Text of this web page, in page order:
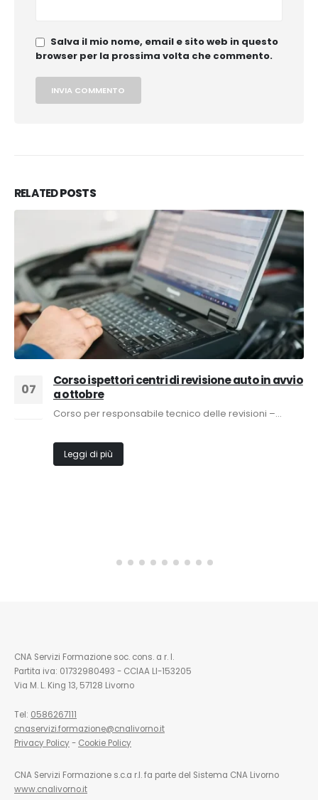
Salva il mio nome, email e sito web in questo
browser per la prossima volta che commento.
RELATEDPOSTS
07
Corso ispettori centri di revisione auto in avvio
a ottobre
Corso per responsabile tecnico delle revisioni –...
Leggi di più
CNA Servizi Formazione soc. cons. a r. l.
Partita iva: 01732980493 - CCIAA LI-153205
Via M. L. King 13, 57128 Livorno
Tel: 0586267111
cnaservizi.formazione@cnalivorno.it
Privacy Policy- Cookie Policy
CNA Servizi Formazione s.c.a r.l. fa parte del Sistema CNA Livorno
www.cnalivorno.it